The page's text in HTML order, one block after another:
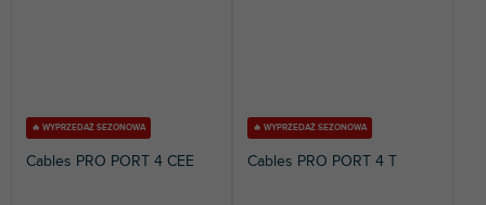
🔥 WYPRZEDAŻ SEZONOWA
Cables PRO PORT 4 CEE
🔥 WYPRZEDAŻ SEZONOWA
Cables PRO PORT 4 T